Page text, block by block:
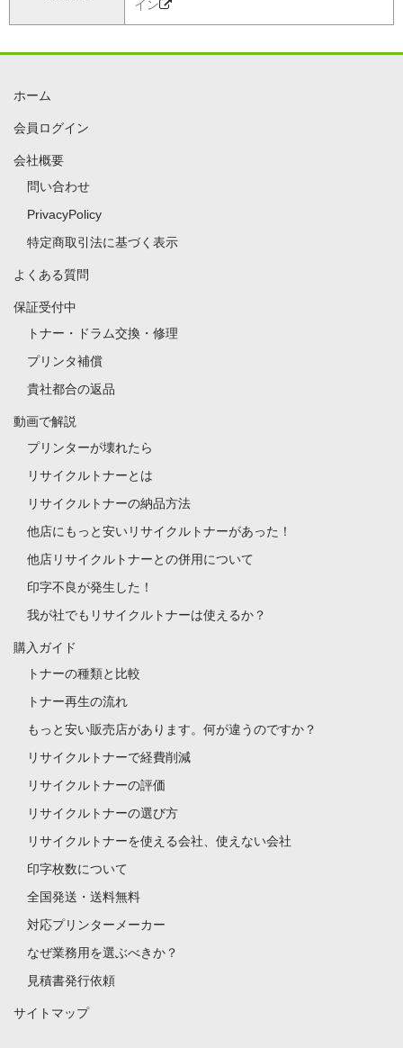
イン
ホーム
会員ログイン
会社概要
問い合わせ
PrivacyPolicy
特定商取引法に基づく表示
よくある質問
保証受付中
トナー・ドラム交換・修理
プリンタ補償
貴社都合の返品
動画で解説
プリンターが壊れたら
リサイクルトナーとは
リサイクルトナーの納品方法
他店にもっと安いリサイクルトナーがあった！
他店リサイクルトナーとの併用について
印字不良が発生した！
我が社でもリサイクルトナーは使えるか？
購入ガイド
トナーの種類と比較
トナー再生の流れ
もっと安い販売店があります。何が違うのですか？
リサイクルトナーで経費削減
リサイクルトナーの評価
リサイクルトナーの選び方
リサイクルトナーを使える会社、使えない会社
印字枚数について
全国発送・送料無料
対応プリンターメーカー
なぜ業務用を選ぶべきか？
見積書発行依頼
サイトマップ